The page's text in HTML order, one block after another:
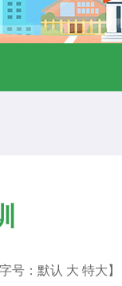
字号： 默认 大 特大 】